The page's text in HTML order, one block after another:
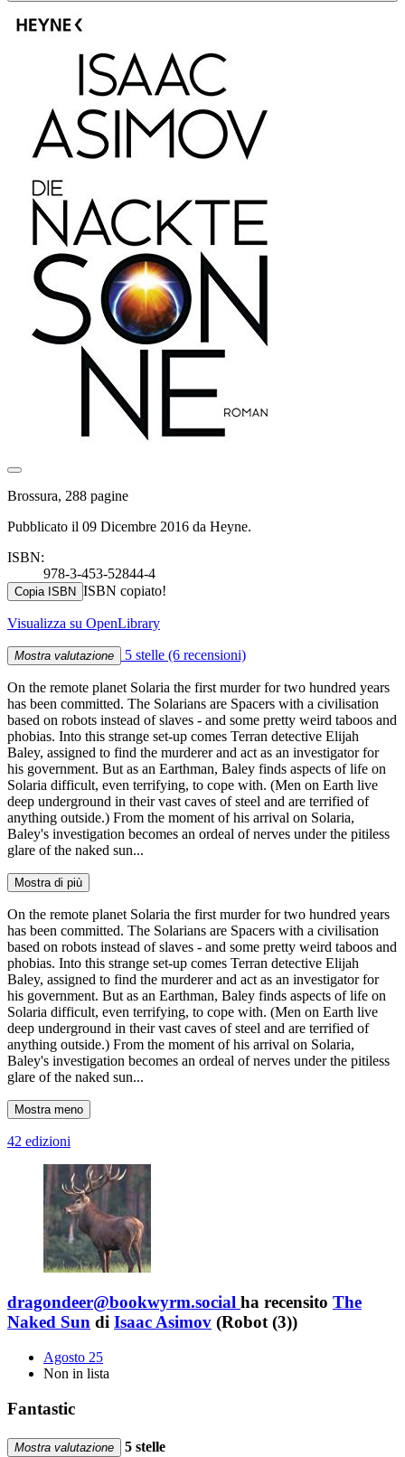
Brossura, 288 pagine
Pubblicato il 09 Dicembre 2016 da Heyne.
ISBN:
978-3-453-52844-4
Copia ISBN ISBN copiato!
Visualizza su OpenLibrary
Mostra valutazione 5 stelle (6 recensioni)
On the remote planet Solaria the first murder for two hundred years
has been committed. The Solarians are Spacers with a civilisation
based on robots instead of slaves - and some pretty weird taboos and
phobias. Into this strange set-up comes Terran detective Elijah
Baley, assigned to find the murderer and act as an investigator for
his government. But as an Earthman, Baley finds aspects of life on
Solaria difficult, even terrifying, to cope with. (Men on Earth live
deep underground in their vast caves of steel and are terrified of
anything outside.) From the moment of his arrival on Solaria,
Baley's investigation becomes an ordeal of nerves under the pitiless
glare of the naked sun...
Mostra di più
On the remote planet Solaria the first murder for two hundred years
has been committed. The Solarians are Spacers with a civilisation
based on robots instead of slaves - and some pretty weird taboos and
phobias. Into this strange set-up comes Terran detective Elijah
Baley, assigned to find the murderer and act as an investigator for
his government. But as an Earthman, Baley finds aspects of life on
Solaria difficult, even terrifying, to cope with. (Men on Earth live
deep underground in their vast caves of steel and are terrified of
anything outside.) From the moment of his arrival on Solaria,
Baley's investigation becomes an ordeal of nerves under the pitiless
glare of the naked sun...
Mostra meno
42 edizioni
dragondeer@bookwyrm.social ha recensito The
Naked Sun di Isaac Asimov (Robot (3))
Agosto 25
Non in lista
Fantastic
Mostra valutazione 5 stelle